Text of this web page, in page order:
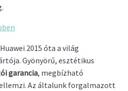
2015 óta a világ
Gyönyörű, esztétikus
garancia, megbízható
Az általunk forgalmazott